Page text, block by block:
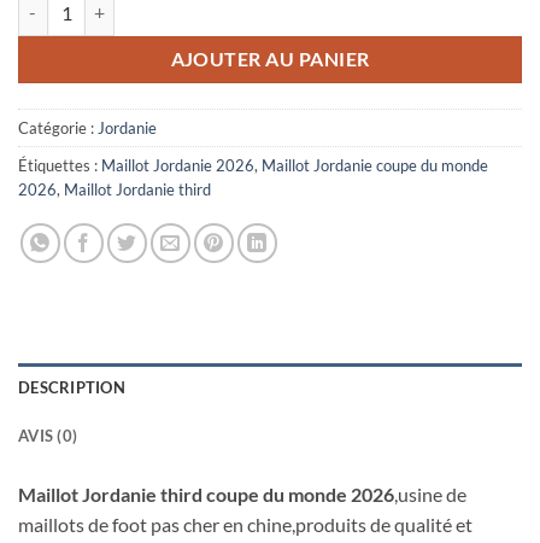
AJOUTER AU PANIER
Catégorie : Jordanie
Étiquettes : Maillot Jordanie 2026, Maillot Jordanie coupe du monde
2026, Maillot Jordanie third
DESCRIPTION
AVIS (0)
Maillot Jordanie third coupe du monde 2026,usine de
maillots de foot pas cher en chine,produits de qualité et